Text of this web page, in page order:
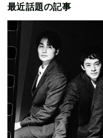
最近話題の記事